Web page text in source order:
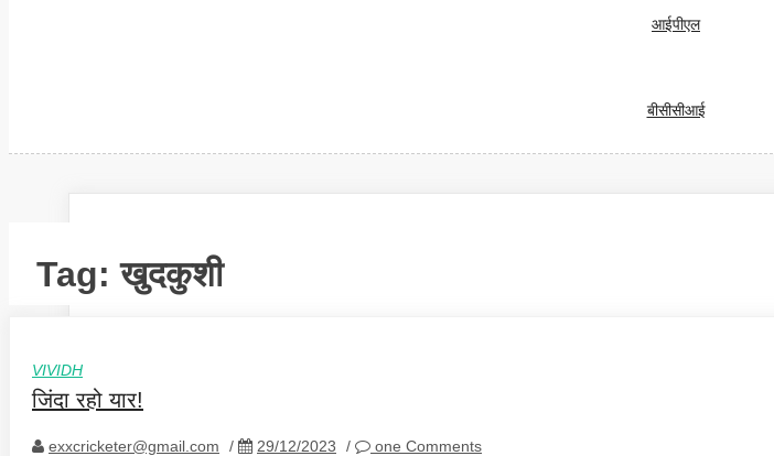
आईपीएल
बीसीसीआई
Tag:खुदकुशी
VIVIDH
जिंदा रहो यार!
exxcricketer@gmail.com / 29/12/2023 / one Comments